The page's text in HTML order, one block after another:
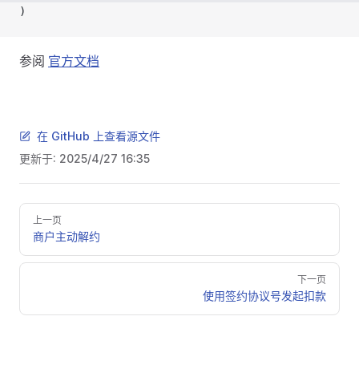
)
参阅 官方文档
在 GitHub 上查看源文件
更新于: 2025/4/27 16:35
Pager
上一页
商户主动解约
下一页
使用签约协议号发起扣款